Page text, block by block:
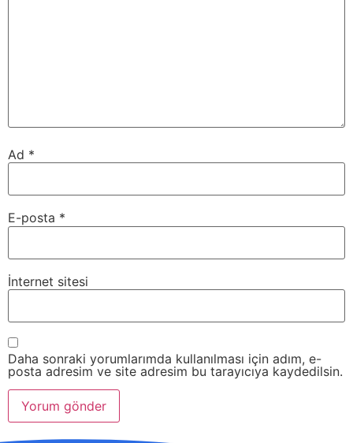
Ad *
E-posta *
İnternet sitesi
Daha sonraki yorumlarımda kullanılması için adım, e-
posta adresim ve site adresim bu tarayıcıya kaydedilsin.